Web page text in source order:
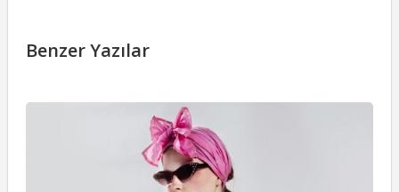
Benzer Yazılar